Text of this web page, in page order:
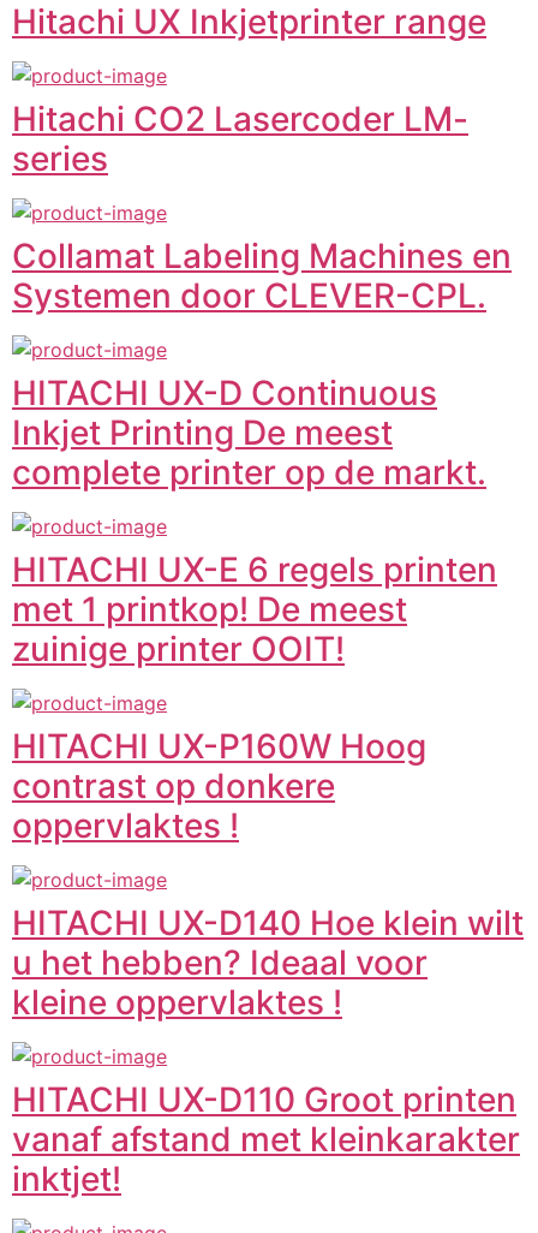
Hitachi UX Inkjetprinter range
Hitachi CO2 Lasercoder LM-
series
Collamat Labeling Machines en
Systemen door CLEVER-CPL.
HITACHI UX-D Continuous
Inkjet Printing De meest
complete printer op de markt.
HITACHI UX-E 6 regels printen
met 1 printkop! De meest
zuinige printer OOIT!
HITACHI UX-P160W Hoog
contrast op donkere
oppervlaktes !
HITACHI UX-D140 Hoe klein wilt
u het hebben? Ideaal voor
kleine oppervlaktes !
HITACHI UX-D110 Groot printen
vanaf afstand met kleinkarakter
inktjet!